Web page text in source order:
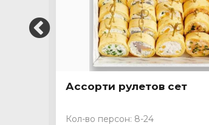
Ассорти рулетов сет
Кол-во персон: 8-24